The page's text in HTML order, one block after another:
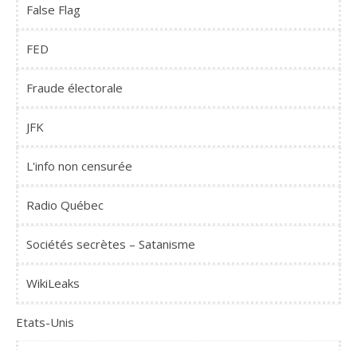
False Flag
FED
Fraude électorale
JFK
L'info non censurée
Radio Québec
Sociétés secrètes – Satanisme
WikiLeaks
Etats-Unis